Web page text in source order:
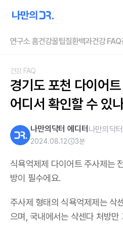
연구소 홈건강꿀팁질환백과건강 FAQ
건강 FAQ
경기도 포천 다이어
어디서 확인할 수 있
나만의닥터 에디터 나만의닥터
2024.08.12 3분
식욕억제제 다이어트 주사제는
방이 필수에요.
주사제 형태의 식욕억제제는 삭
으며,국내에서는 삭센다 처방만